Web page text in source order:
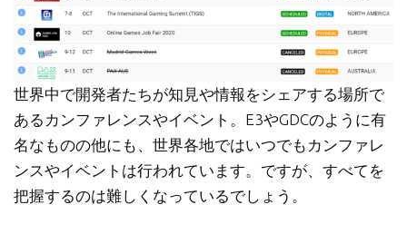
世界中で開発者たちが知見や情報をシェアする場所で
あるカンファレンスやイベント。E3やGDCのように有
名なものの他にも、世界各地ではいつでもカンファレ
ンスやイベントは行われています。ですが、すべてを
把握するのは難しくなっているでしょう。